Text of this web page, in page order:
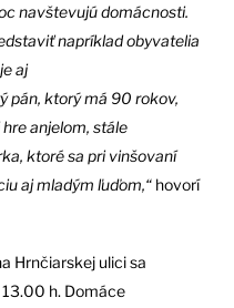
navštevujú domácnosti.
napríklad obyvatelia
aj
pán, ktorý má 90 rokov,
anjelom, stále
ktoré sa pri vinšovaní
aj mladým ľuďom,“hovorí
Hrnčiarskej ulici sa
13.00 h. Domáce